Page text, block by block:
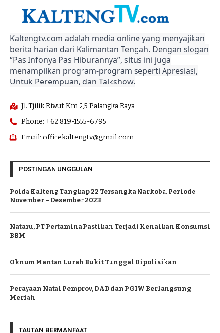
Kaltengtv.com adalah media online yang menyajikan
berita harian dari Kalimantan Tengah. Dengan slogan
“Pas Infonya Pas Hiburannya”, situs ini juga
menampilkan program-program seperti Apresiasi,
Untuk Perempuan, dan Talkshow.
Jl. Tjilik Riwut Km 2,5 Palangka Raya
Phone: +62 819-1555-6795
Email: officekaltengtv@gmail.com
POSTINGAN UNGGULAN
Polda Kalteng Tangkap 22 Tersangka Narkoba, Periode
November – Desember 2023
Nataru, PT Pertamina Pastikan Terjadi Kenaikan Konsumsi
BBM
Oknum Mantan Lurah Bukit Tunggal Dipolisikan
Perayaan Natal Pemprov, DAD dan PGIW Berlangsung
Meriah
TAUTAN BERMANFAAT